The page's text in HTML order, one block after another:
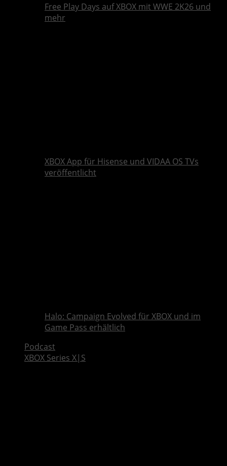
Free Play Days auf XBOX mit WWE 2K26 und
mehr
XBOX App für Hisense und VIDAA OS TVs
veröffentlicht
Halo: Campaign Evolved für XBOX und im
Game Pass erhältlich
Podcast
XBOX Series X|S